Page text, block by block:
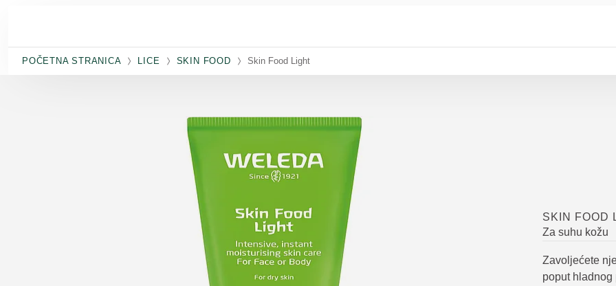
POČETNA STRANICA LICE SKIN FOOD Skin Food Light
SKIN FOOD
Za suhu kožu
Zavoljećete
poput hladnog